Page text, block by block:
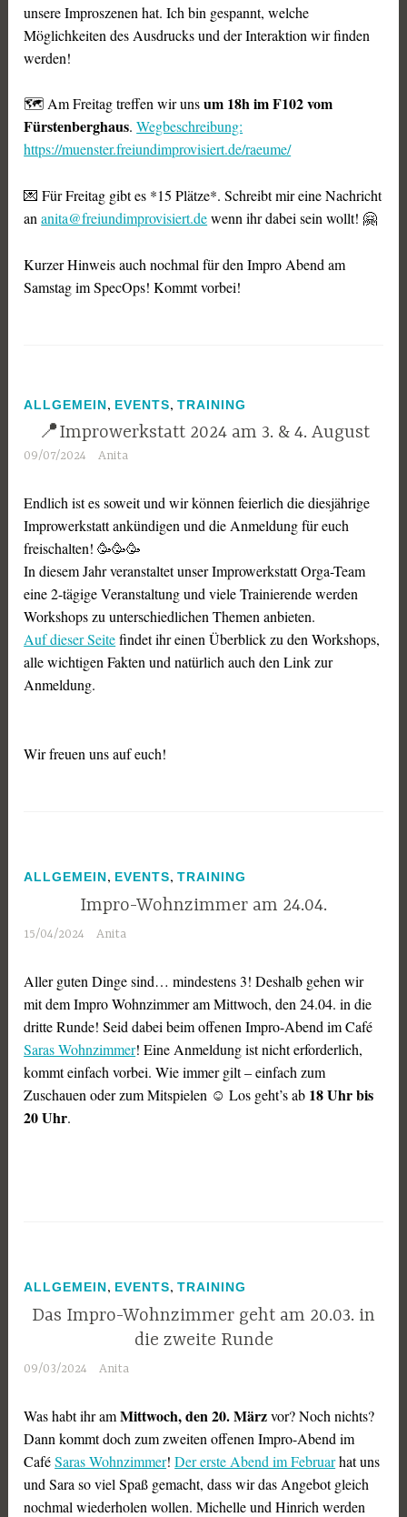
unsere Improszenen hat. Ich bin gespannt, welche
Möglichkeiten des Ausdrucks und der Interaktion wir finden
werden!
🗺 Am Freitag treffen wir unsum 18h im F102 vom
Fürstenberghaus.Wegbeschreibung:
https://muenster.freiundimprovisiert.de/raeume/
💌 Für Freitag gibt es *15 Plätze*. Schreibt mir eine Nachricht
ananita@freiundimprovisiert.dewenn ihr dabei sein wollt! 🤗
Kurzer Hinweis auch nochmal für den Impro Abend am
Samstag im SpecOps! Kommt vorbei!
ALLGEMEIN, EVENTS,TRAINING
📍Improwerkstatt 2024 am 3. & 4. August
09/07/2024 Anita
Endlich ist es soweit und wir können feierlich die diesjährige
Improwerkstatt ankündigen und die Anmeldung für euch
freischalten! 🥳🥳🥳
In diesem Jahr veranstaltet unser Improwerkstatt Orga-Team
eine 2-tägige Veranstaltung und viele Trainierende werden
Workshops zu unterschiedlichen Themen anbieten.
Auf dieser Seitefindet ihr einen Überblick zu den Workshops,
alle wichtigen Fakten und natürlich auch den Link zur
Anmeldung.
Wir freuen uns auf euch!
ALLGEMEIN, EVENTS,TRAINING
Impro-Wohnzimmer am 24.04.
15/04/2024 Anita
Aller guten Dinge sind… mindestens 3! Deshalb gehen wir
mit dem Impro Wohnzimmer am Mittwoch, den 24.04. in die
dritte Runde! Seid dabei beim offenen Impro-Abend im Café
Saras Wohnzimmer! Eine Anmeldung ist nicht erforderlich,
kommt einfach vorbei. Wie immer gilt – einfach zum
Zuschauen oder zum Mitspielen ☺️ Los geht’s ab 18 Uhr bis
20 Uhr.
ALLGEMEIN, EVENTS,TRAINING
Das Impro-Wohnzimmer geht am 20.03. in
die zweite Runde
09/03/2024 Anita
Was habt ihr amMittwoch, den 20. Märzvor? Noch nichts?
Dann kommt doch zum zweiten offenen Impro-Abend im
CaféSaras Wohnzimmer!Der erste Abend im Februarhat uns
und Sara so viel Spaß gemacht, dass wir das Angebot gleich
nochmal wiederholen wollen. Michelle und Hinrich werden